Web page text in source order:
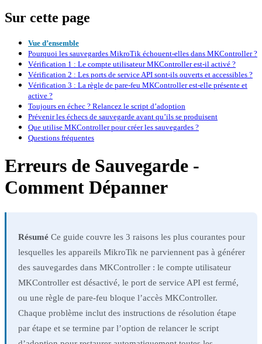
Sur cette page
Vue d’ensemble
Pourquoi les sauvegardes MikroTik échouent-elles dans MKController ?
Vérification 1 : Le compte utilisateur MKController est-il activé ?
Vérification 2 : Les ports de service API sont-ils ouverts et accessibles ?
Vérification 3 : La règle de pare-feu MKController est-elle présente et
active ?
Toujours en échec ? Relancez le script d’adoption
Prévenir les échecs de sauvegarde avant qu’ils se produisent
Que utilise MKController pour créer les sauvegardes ?
Questions fréquentes
Erreurs de Sauvegarde -
Comment Dépanner
Résumé Ce guide couvre les 3 raisons les plus courantes pour
lesquelles les appareils MikroTik ne parviennent pas à générer
des sauvegardes dans MKController : le compte utilisateur
MKController est désactivé, le port de service API est fermé,
ou une règle de pare-feu bloque l’accès MKController.
Chaque problème inclut des instructions de résolution étape
par étape et se termine par l’option de relancer le script